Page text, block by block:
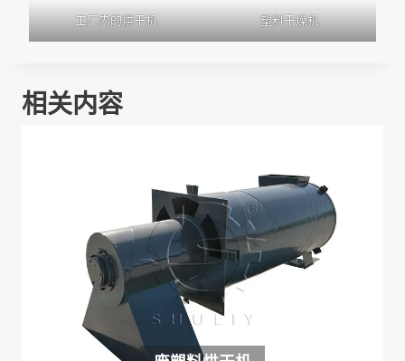
工厂内的烘干机 塑料干燥机
相关内容